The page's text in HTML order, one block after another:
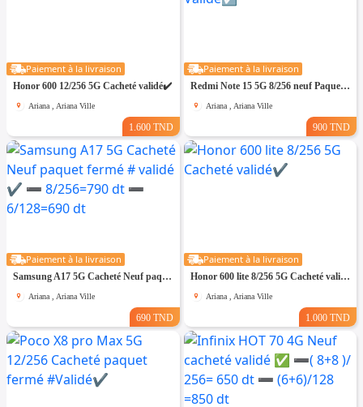
Paiement à la livraison
Honor 600 12/256 5G Cacheté validé✔️
Ariana , Ariana Ville
1.600 TND
Paiement à la livraison
Redmi Note 15 5G 8/256 neuf Paquet fermé. Validé☑️
Ariana , Ariana Ville
900 TND
Paiement à la livraison
Samsung A17 5G Cacheté Neuf paquet fermé # validé ✔️ ➖ 8/256=790 dt ➖ 6/128=690 dt
Ariana , Ariana Ville
690 TND
Paiement à la livraison
Honor 600 lite 8/256 5G Cacheté validé✔️
Ariana , Ariana Ville
1.000 TND